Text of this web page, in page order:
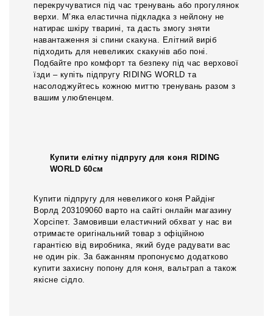
перекручуватися під час тренувань або прогулянок
верхи. М’яка еластична підкладка з нейлону не
натирає шкіру тварині, та дасть змогу зняти
навантаження зі спини скакуна. Елітний виріб
підходить для невеликих скакунів або поні.
Подбайте про комфорт та безпеку під час верхової
їзди – купіть підпругу RIDING WORLD та
насолоджуйтесь кожною миттю тренувань разом з
вашим улюбленцем.
Купити елітну підпругу для коня RIDING
WORLD 60см
Купити підпругу для невеликого коня Райдінг
Ворлд 203109060 варто на сайті онлайн магазину
Хорсіпет. Замовивши еластичний обхват у нас ви
отримаєте оригінальний товар з офіційною
гарантією від виробника, який буде радувати вас
не один рік. За бажанням пропонуємо додатково
купити захисну попону для коня, вальтрап а також
якісне сідло.